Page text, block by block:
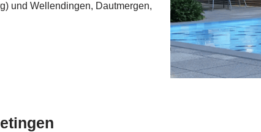
und Wellendingen, Dautmergen,